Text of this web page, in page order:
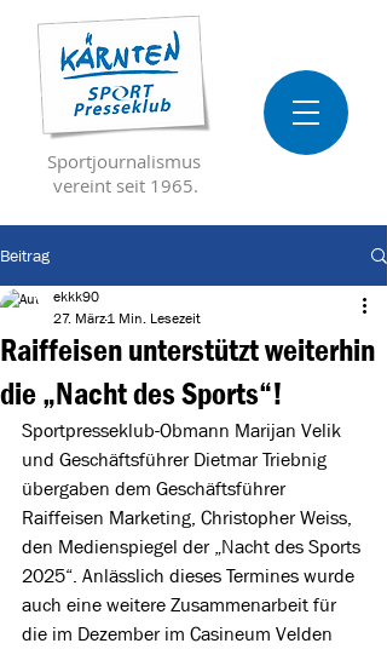
Sportjournalismus
vereint seit 1965.
Beitrag
Raiffeisen unterstützt weiterhin
die „Nacht des Sports“!
ekkk90
27. März1 Min. Lesezeit
Sportpresseklub-Obmann Marijan Velik
und Geschäftsführer Dietmar Triebnig
übergaben dem Geschäftsführer
Raiffeisen Marketing, Christopher Weiss,
den Medienspiegel der „Nacht des Sports
2025“. Anlässlich dieses Termines wurde
auch eine weitere Zusammenarbeit für
die im Dezember im Casineum Velden